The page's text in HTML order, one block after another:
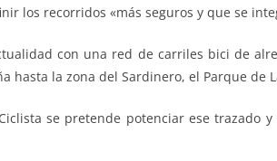
los recorridos «más seguros y que se
con una red de carriles bici de
hasta la zona del Sardinero, el Parque de
se pretende potenciar ese